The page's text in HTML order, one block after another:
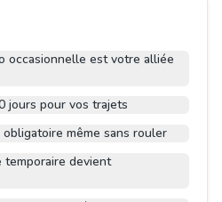
occasionnelle est votre alliée
jours pour vos trajets
même sans rouler
temporaire devient